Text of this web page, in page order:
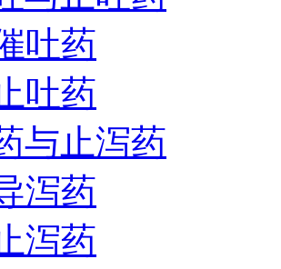
吐药
吐药
与止泻药
泻药
泻药